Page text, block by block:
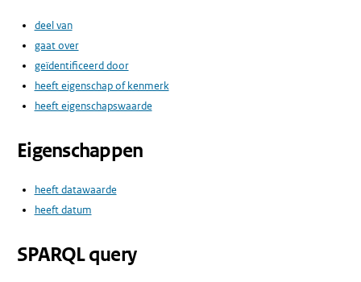
deel van
gaat over
geïdentificeerd door
heeft eigenschap of kenmerk
heeft eigenschapswaarde
Eigenschappen
heeft datawaarde
heeft datum
SPARQL query